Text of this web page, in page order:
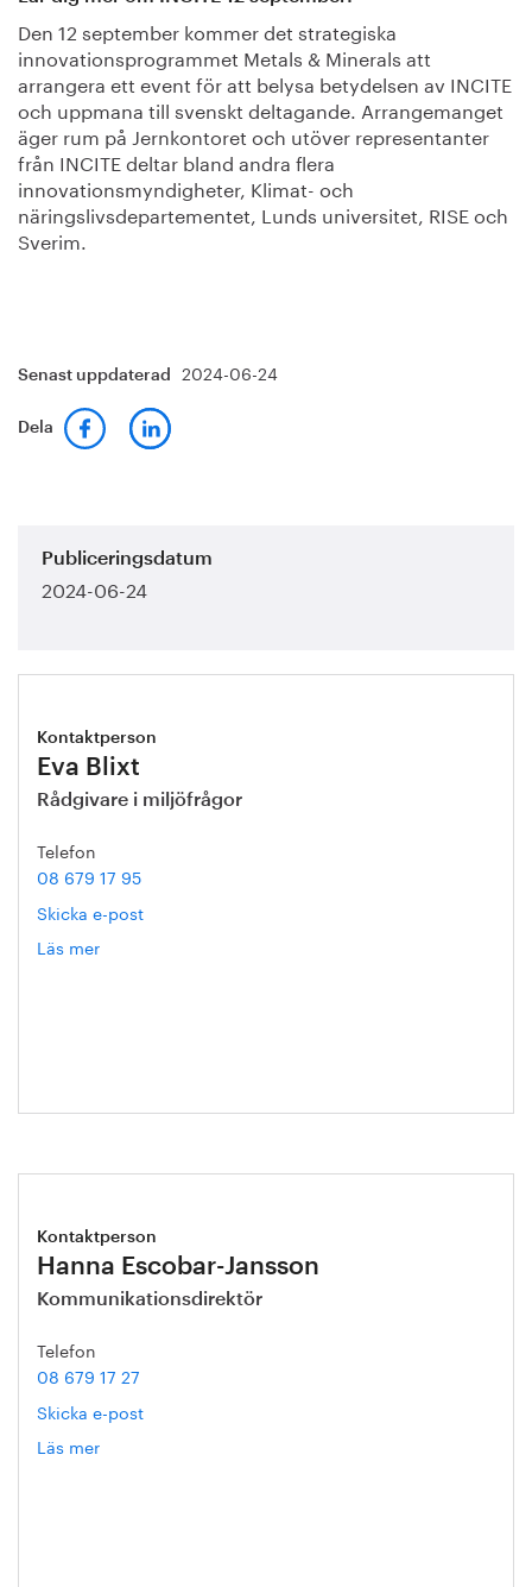
Den 12 september kommer det strategiska
innovationsprogrammet Metals & Minerals att
arrangera ett event för att belysa betydelsen av INCITE
och uppmana till svenskt deltagande. Arrangemanget
äger rum på Jernkontoret och utöver representanter
från INCITE deltar bland andra flera
innovationsmyndigheter, Klimat- och
näringslivsdepartementet, Lunds universitet, RISE och
Sverim.
Senast uppdaterad 2024-06-24
Dela
Publiceringsdatum
2024-06-24
Kontaktperson
Eva Blixt
Rådgivare i miljöfrågor
Telefon
08 679 17 95
Skicka e-post
Läs mer
Kontaktperson
Hanna Escobar-Jansson
Kommunikationsdirektör
Telefon
08 679 17 27
Skicka e-post
Läs mer